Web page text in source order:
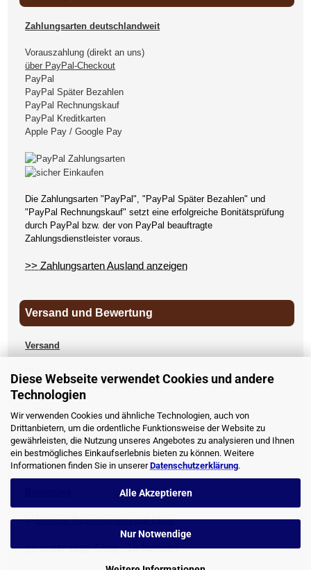
Diese Webseite verwendet Cookies und andere
Technologien
Wir verwenden Cookies und ähnliche Technologien, auch von
Drittanbietern, um die ordentliche Funktionsweise der Website zu
gewährleisten, die Nutzung unseres Angebotes zu analysieren und Ihnen
ein bestmögliches Einkaufserlebnis bieten zu können. Weitere
Informationen finden Sie in unsererDatenschutzerklärung.
Alle Akzeptieren
Nur Notwendige
Zahlungsarten deutschlandweit
Vorauszahlung (direkt an uns)
über PayPal-Checkout
PayPal
PayPal Später Bezahlen
PayPal Rechnungskauf
PayPal Kreditkarten
Apple Pay / Google Pay
Die Zahlungsarten "PayPal", "PayPal Später Bezahlen" und
"PayPal Rechnungskauf" setzt eine erfolgreiche Bonitätsprüfung
durch PayPal bzw. der von PayPal beauftragte
Zahlungsdienstleister voraus.
>> Zahlungsarten Ausland anzeigen
Versand und Bewertung
Versand
DHL (deutschlandweit kostenlos)
DPD (deutschlandweit kostenlos)
UPS
andere Länder
>> Versandkosten anzeigen
>> unser ebay-Shop - 1a-humidor